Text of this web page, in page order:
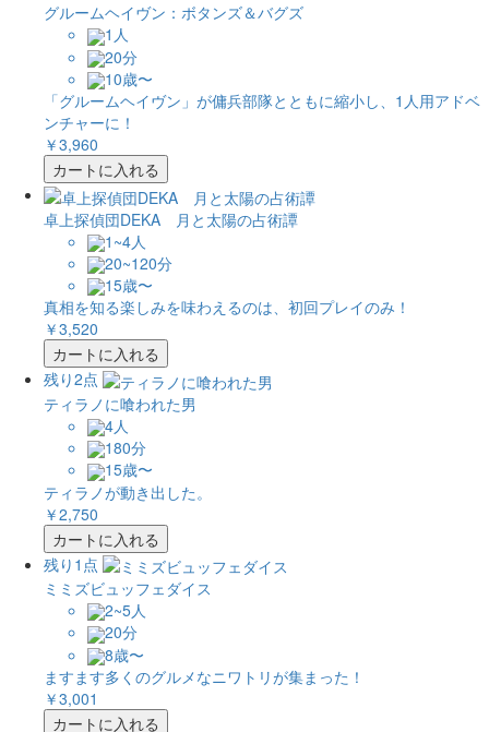
グルームヘイヴン：ボタンズ＆バグズ
1人
20分
10歳〜
「グルームヘイヴン」が傭兵部隊とともに縮小し、1人用アドベ
ンチャーに！
￥3,960
カートに入れる
卓上探偵団DEKA 月と太陽の占術譚
1~4人
20~120分
15歳〜
真相を知る楽しみを味わえるのは、初回プレイのみ！
￥3,520
カートに入れる
残り2点
ティラノに喰われた男
4人
180分
15歳〜
ティラノが動き出した。
￥2,750
カートに入れる
残り1点
ミミズビュッフェダイス
2~5人
20分
8歳〜
ますます多くのグルメなニワトリが集まった！
￥3,001
カートに入れる